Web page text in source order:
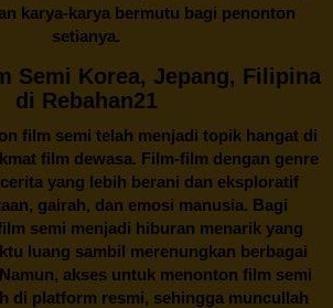
karya-karya bermutu bagi penonton
setianya.
Semi Korea, Jepang, Filipina
di Rebahan21
film semi telah menjadi topik hangat di
film dewasa. Film-film dengan genre
yang lebih berani dan eksploratif
gairah, dan emosi manusia. Bagi
semi menjadi hiburan menarik yang
luang sambil merenungkan berbagai
akses untuk menonton film semi
di platform resmi, sehingga muncullah